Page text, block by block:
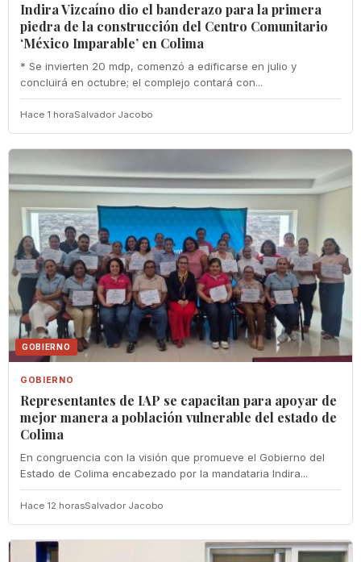
Indira Vizcaíno dio el banderazo para la primera
piedra de la construcción del Centro Comunitario
‘México Imparable’ en Colima
* Se invierten 20 mdp, comenzó a edificarse en julio y
concluirá en octubre; el complejo contará con...
Hace 1 horaSalvador Jacobo
GOBIERNO
GOBIERNO
Representantes de IAP se capacitan para apoyar de
mejor manera a población vulnerable del estado de
Colima
En congruencia con la visión que promueve el Gobierno del
Estado de Colima encabezado por la mandataria Indira...
Hace 12 horasSalvador Jacobo